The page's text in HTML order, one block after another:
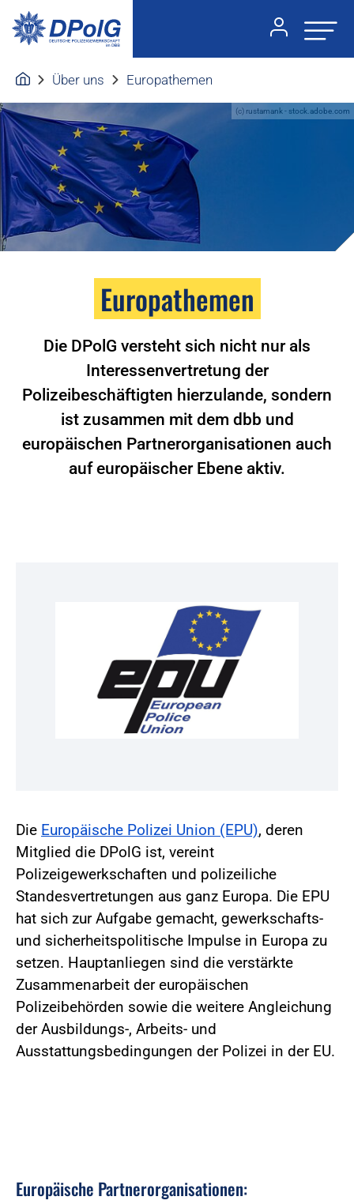
Über uns Europathemen
(c) rustamank - stock.adobe.com
Europathemen
Die DPolG versteht sich nicht nur als
Interessenvertretung der
Polizeibeschäftigten hierzulande, sondern
ist zusammen mit dem dbb und
europäischen Partnerorganisationen auch
auf europäischer Ebene aktiv.
Die Europäische Polizei Union (EPU), deren
Mitglied die DPolG ist, vereint
Polizeigewerkschaften und polizeiliche
Standesvertretungen aus ganz Europa. Die EPU
hat sich zur Aufgabe gemacht, gewerkschafts-
und sicherheitspolitische Impulse in Europa zu
setzen. Hauptanliegen sind die verstärkte
Zusammenarbeit der europäischen
Polizeibehörden sowie die weitere Angleichung
der Ausbildungs-, Arbeits- und
Ausstattungsbedingungen der Polizei in der EU.
Europäische Partnerorganisationen: